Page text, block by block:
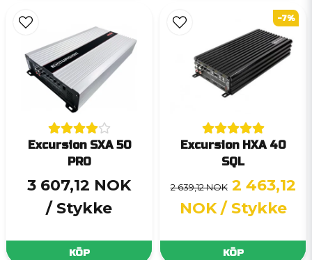
Excursion SXA 50
PRO
3 607,12 NOK
/ Stykke
KÖP
Excursion HXA 40
SQL
2 639,12 NOK 2 463,12
NOK / Stykke
KÖP
-7%